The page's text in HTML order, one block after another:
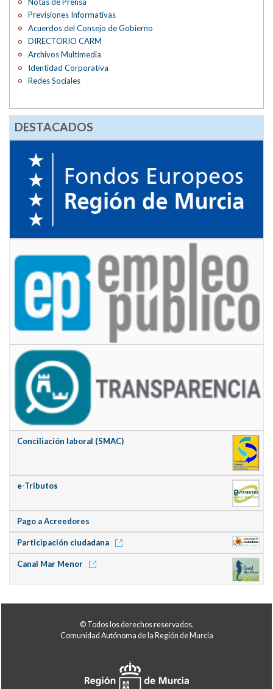
Previsiones Informativas
Acuerdos del Consejo de Gobierno
DIRECTORIO CARM
Archivos Multimedia
Identidad Corporativa
Redes Sociales
DESTACADOS
Conciliación laboral (SMAC)
e-Tributos
Pago a Acreedores
Participación ciudadana
Canal Mar Menor
© Todos los derechos reservados.
Comunidad Autónoma de la Región de Murcia